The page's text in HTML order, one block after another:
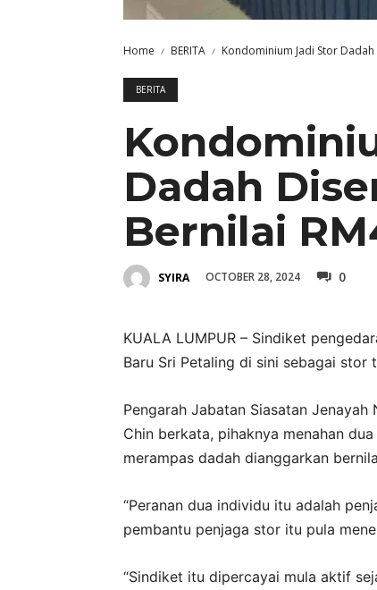
Home BERITA Kondominium Jadi Stor
BERITA
Dadah
Bernilai
SYIRA OCTOBER 28, 2024 0
KUALA LUMPUR – Sindiket
Baru Sri Petaling di sini sebagai stor
Pengarah Jabatan Siasatan
Chin berkata, pihaknya menahan
merampas dadah dianggarkan
“Peranan dua individu itu adalah
pembantu penjaga stor itu pula
“Sindiket itu dipercayai mula aktif